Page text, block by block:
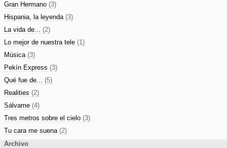
Gran Hermano (3)
Hispania, la leyenda (3)
La vida de... (2)
Lo mejor de nuestra tele (1)
Música (3)
Pekín Express (3)
Qué fue de... (5)
Realities (2)
Sálvame (4)
Tres metros sobre el cielo (3)
Tu cara me suena (2)
Archivo